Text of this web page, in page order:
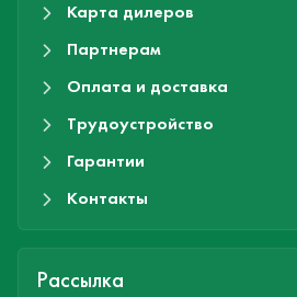
Карта дилеров
Партнерам
Оплата и доставка
Трудоустройство
Гарантии
Контакты
Рассылка